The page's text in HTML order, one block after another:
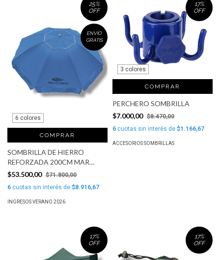
25%
OFF
ENVÍO
GRATIS
6 colores
COMPRAR
SOMBRILLA DE HIERRO
REFORZADA 200CM MAR
CRISTAL
$53.500,00 $71.800,00
6 cuotas sin interés de $8.916,67
INGRESOS VERANO 2026
17%
OFF
3 colores
COMPRAR
PERCHERO SOMBRILLA
$7.000,00 $8.470,00
6 cuotas sin interés de $1.166,67
ACCESORIOS SOMBRILLAS
17%
OFF
17%
OFF